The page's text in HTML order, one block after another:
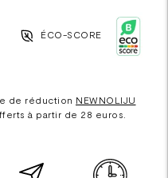
ÉCO-SCORE
de réduction NEWNOLIJU
à partir de 28 euros.